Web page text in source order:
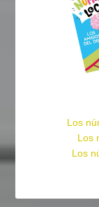
Los
Los
Los